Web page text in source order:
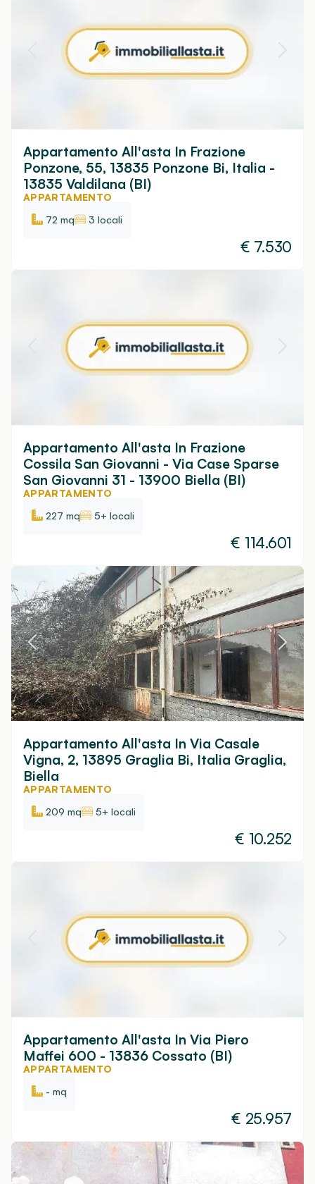
Appartamento All'asta In Frazione
Ponzone, 55, 13835 Ponzone Bi, Italia -
13835 Valdilana (BI)
APPARTAMENTO
72 mq
3 locali
€ 7.530
Appartamento All'asta In Frazione
Cossila San Giovanni - Via Case Sparse
San Giovanni 31 - 13900 Biella (BI)
APPARTAMENTO
227 mq
5+ locali
€ 114.601
Appartamento All'asta In Via Casale
Vigna, 2, 13895 Graglia Bi, Italia Graglia,
Biella
APPARTAMENTO
209 mq
5+ locali
€ 10.252
Appartamento All'asta In Via Piero
Maffei 600 - 13836 Cossato (BI)
APPARTAMENTO
- mq
€ 25.957